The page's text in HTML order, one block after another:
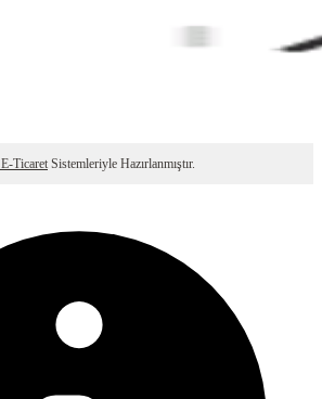
E-Ticaret Sistemleriyle Hazırlanmıştır.